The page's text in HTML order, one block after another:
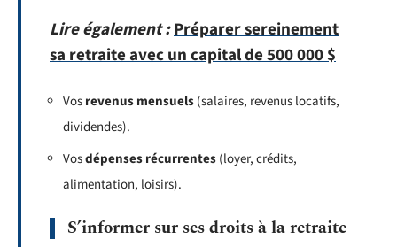
Lire également :Préparer sereinement
sa retraite avec un capital de 500 000 $
Vosrevenus mensuels(salaires, revenus locatifs,
dividendes).
Vosdépenses récurrentes(loyer, crédits,
alimentation, loisirs).
S’informer sur ses droits à la retraite